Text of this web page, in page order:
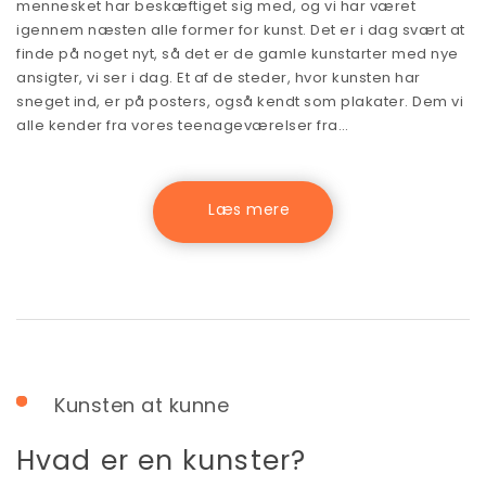
mennesket har beskæftiget sig med, og vi har været
igennem næsten alle former for kunst. Det er i dag svært at
finde på noget nyt, så det er de gamle kunstarter med nye
ansigter, vi ser i dag. Et af de steder, hvor kunsten har
sneget ind, er på posters, også kendt som plakater. Dem vi
alle kender fra vores teenageværelser fra…
Kunsten at kunne
Hvad er en kunster?